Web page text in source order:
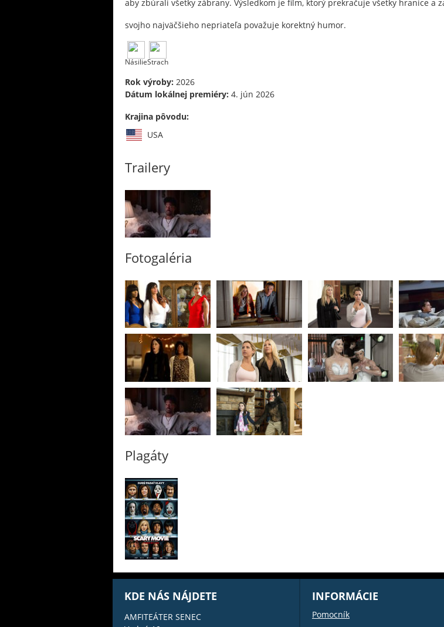
aby zbúrali všetky zábrany. Výsledkom je film, ktorý prekračuje všetky hranice a
svojho najväčšieho nepriateľa považuje korektný humor.
NásilieStrach
Rok výroby: 2026
Dátum lokálnej premiéry: 4. jún 2026
Krajina pôvodu:
USA
Trailery
Fotogaléria
Plagáty
KDE NÁS NÁJDETE
AMFITEÁTER SENEC
INFORMÁCIE
Pomocník